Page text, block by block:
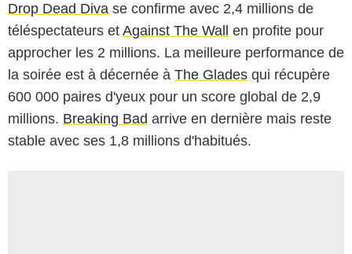
Drop Dead Diva se confirme avec 2,4 millions de
téléspectateurs et Against The Wall en profite pour
approcher les 2 millions. La meilleure performance de
la soirée est à décernée à The Glades qui récupère
600 000 paires d'yeux pour un score global de 2,9
millions. Breaking Bad arrive en dernière mais reste
stable avec ses 1,8 millions d'habitués.